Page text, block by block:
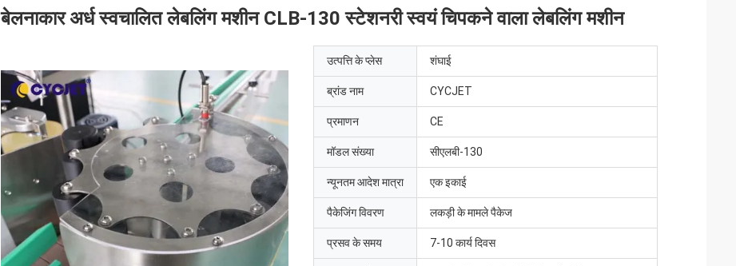
बेलनाकार अर्ध स्वचालित लेबलिंग मशीन CLB-130 स्टेशनरी स्वयं चिपकने वाला लेबलिंग मशीन
उत्पत्ति के प्लेस शंघाई
ब्रांड नाम CYCJET
प्रमाणन CE
मॉडल संख्या सीएलबी-130
न्यूनतम आदेश मात्रा एक इकाई
पैकेजिंग विवरण लकड़ी के मामले पैकेज
प्रसव के समय 7-10 कार्य दिवस